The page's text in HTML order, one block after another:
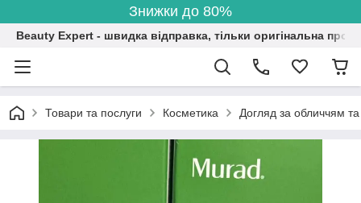
Знижки до 80%
Beauty Expert - швидка відправка, тільки оригінальна
Товари та послуги Косметика Догляд за обличчям